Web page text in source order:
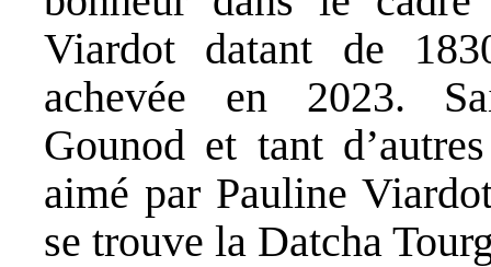
Viardot datant de
achevée en 2023.
Gounod et tant
aimé par Pauline
se trouve la Datcha